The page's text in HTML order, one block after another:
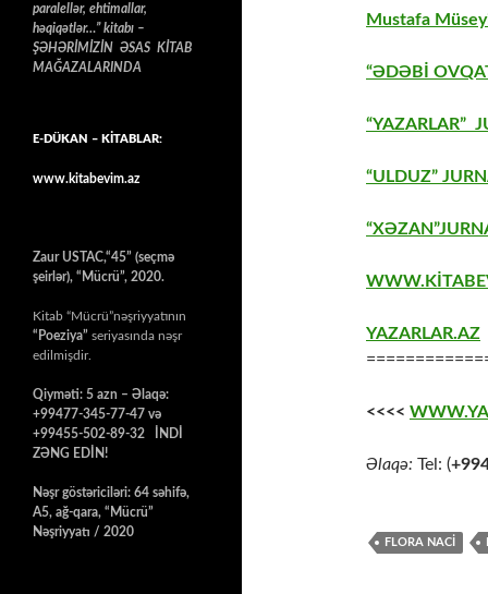
Mustafa
“ƏDƏBİ
“YAZARLAR”
“ULDUZ”
YAZARLAR.AZ
<<<<
Əlaqə: Tel: (
FLORA NACİ
paralellər, ehtimallar,
həqiqətlər…” kitabı –
ŞƏHƏRİMİZİN ƏSAS KİTAB
MAĞAZALARINDA
E-DÜKAN – KİTABLAR:
www.kitabevim.az
Zaur USTAC,“45” (seçmə
şeirlər), “Mücrü”, 2020.
Kitab “Mücrü”nəşriyyatının
“Poeziya” seriyasında nəşr
edilmişdir.
Qiyməti: 5 azn – Əlaqə:
+99477-345-77-47 və
+99455-502-89-32 İNDİ
ZƏNG EDİN!
Nəşr göstəriciləri: 64 səhifə,
A5, ağ-qara, “Mücrü”
Nəşriyyatı / 2020